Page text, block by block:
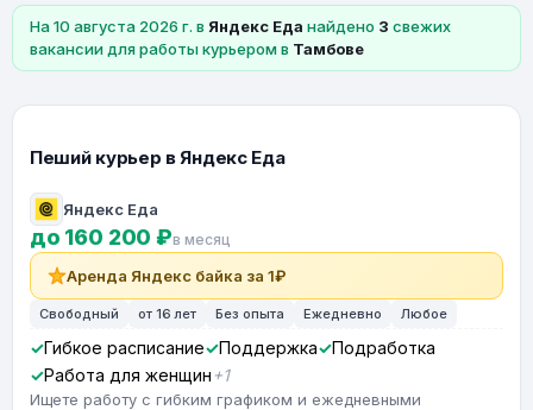
На 10 августа 2026 г. в Яндекс Еда найдено 3 свежих
вакансии для работы курьером в Тамбове
Пеший курьер в Яндекс Еда
Яндекс Еда
до 160 200 ₽в месяц
Аренда Яндекс байка за 1₽
Свободный от 16 лет Без опыта Ежедневно Любое
Гибкое расписание Поддержка
Подработка
Работа для женщин +1
Ищете работу с гибким графиком и ежедневными